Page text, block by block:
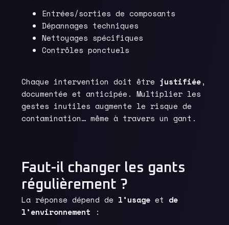
Entrées/sorties de composants
Dépannages techniques
Nettoyages spécifiques
Contrôles ponctuels
Chaque intervention doit être justifiée,
documentée et anticipée. Multiplier les
gestes inutiles augmente le risque de
contamination… même à travers un gant.
Faut-il changer les gants
régulièrement ?
La réponse dépend de l’usage et de
l’environnement :